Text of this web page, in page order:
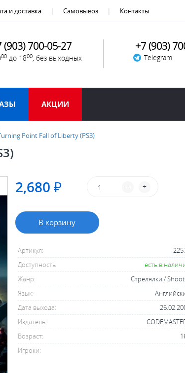
и доставка Самовывоз Контакты
(903) 700-05-27
00 до 1800, без выходных
+7 (903)
Telegram
АКЦИИ
Point Fall of Liberty (PS3)
2,680 ₽ +
–
В корзину
Артикул:
Доступность
есть в
Жанр:
Стрелялки /
Язык:
Дата выхода:
Издатель:
Возраст:
Игроки: